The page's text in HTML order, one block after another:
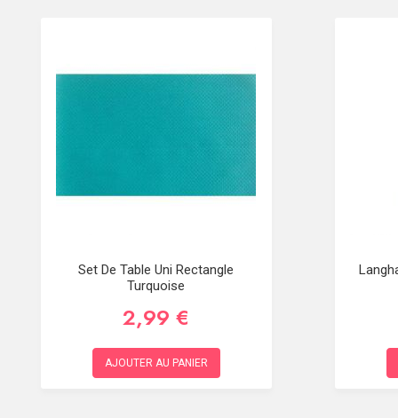
Set De Table Uni Rectangle
Turquoise
2,99 €
AJOUTER AU PANIER